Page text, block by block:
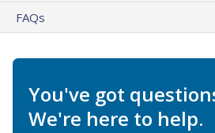
FAQs
You've got
We're here to help.